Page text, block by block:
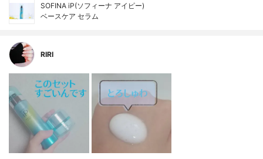
SOFINA iP(ソフィーナ アイピー)
ベースケア セラム
RIRI